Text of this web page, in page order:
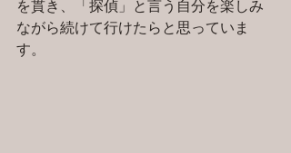
を貫き、「探偵」と言う自分を楽しみ
ながら続けて行けたらと思っていま
す。